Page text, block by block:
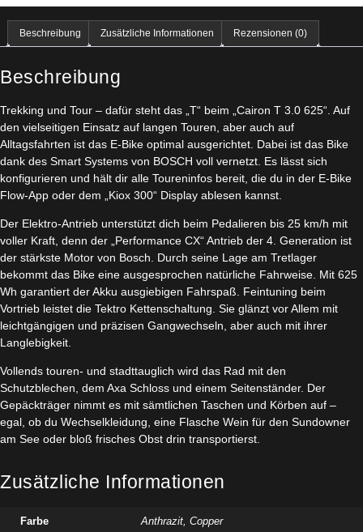
Beschreibung Zusätzliche Informationen Rezensionen (0)
Beschreibung
Trekking und Tour – dafür steht das „T“ beim „Cairon T 3.0 625“. Auf
den vielseitigen Einsatz auf langen Touren, aber auch auf
Alltagsfahrten ist das E-Bike optimal ausgerichtet. Dabei ist das Bike
dank des Smart Systems von BOSCH voll vernetzt. Es lässt sich
konfigurieren und hält dir alle Toureninfos bereit, die du in der E-Bike
Flow-App oder dem „Kiox 300“ Display ablesen kannst.
Der Elektro-Antrieb unterstützt dich beim Pedalieren bis 25 km/h mit
voller Kraft, denn der „Performance CX“ Antrieb der 4. Generation ist
der stärkste Motor von Bosch. Durch seine Lage am Tretlager
bekommt das Bike eine ausgesprochen natürliche Fahrweise. Mit 625
Wh garantiert der Akku ausgiebigen Fahrspaß. Feintuning beim
Vortrieb leistet die Tektro Kettenschaltung. Sie glänzt vor Allem mit
leichtgängigen und präzisen Gangwechseln, aber auch mit ihrer
Langlebigkeit.
Vollends touren- und stadttauglich wird das Rad mit den
Schutzblechen, dem Axa Schloss und einem Seitenständer. Der
Gepäckträger nimmt es mit sämtlichen Taschen und Körben auf –
egal, ob du Wechselkleidung, eine Flasche Wein für den Sundowner
am See oder bloß frisches Obst drin transportierst.
Zusätzliche Informationen
Farbe Anthrazit, Copper